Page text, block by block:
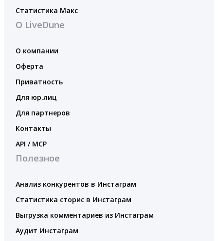
Статистика Макс
О LiveDune
О компании
Оферта
Приватность
Для юр.лиц
Для партнеров
Контакты
API / MCP
Полезное
Анализ конкурентов в Инстаграм
Статистика сторис в Инстаграм
Выгрузка комментариев из Инстаграм
Аудит Инстаграм